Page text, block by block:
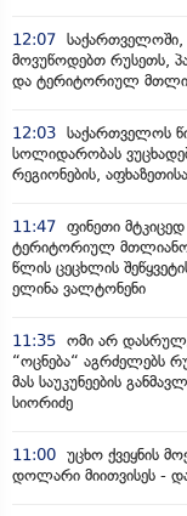
12:07 საქართველოში,
მოვუწოდებთ რუსეთს,
და ტერიტორიულ
12:03 საქართველოს
სოლიდარობას
რეგიონების,
11:47 ფინეთი
ტერიტორიულ
წლის ცეცხლის
ელინა ვალტონენი
11:35 ომი არ
“ოცნება“ აგრძელებს
მას საუკუნეების
სიორიძე
11:00 უცხო ქვეყნის
დოლარი მიითვისეს -